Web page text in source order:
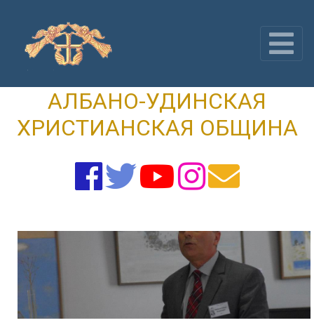
content
АЛБАНО-УДИНСКАЯ
ХРИСТИАНСКАЯ ОБЩИНА